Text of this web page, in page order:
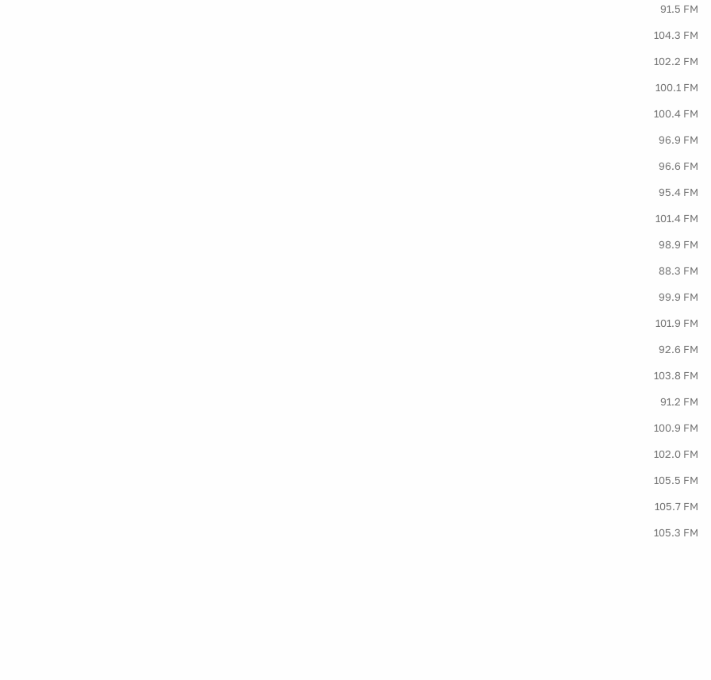
91.5 FM
104.3 FM
102.2 FM
100.1 FM
100.4 FM
96.9 FM
96.6 FM
95.4 FM
101.4 FM
98.9 FM
88.3 FM
99.9 FM
101.9 FM
92.6 FM
103.8 FM
91.2 FM
100.9 FM
102.0 FM
105.5 FM
105.7 FM
105.3 FM